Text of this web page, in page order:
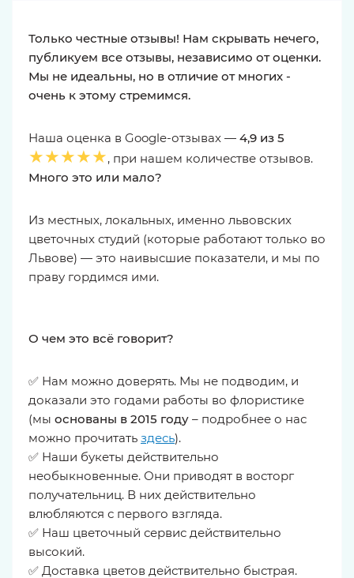
Только честные отзывы! Нам скрывать нечего,
публикуем все отзывы, независимо от оценки.
Мы не идеальны, но в отличие от многих -
очень к этому стремимся.
Наша оценка в Google-отзывах — 4,9 из 5
★★★★★, при нашем количестве отзывов.
Много это или мало?
Из местных, локальных, именно львовских
цветочных студий (которые работают только во
Львове) — это наивысшие показатели, и мы по
праву гордимся ими.
О чем это всё говорит?
✅ Нам можно доверять. Мы не подводим, и
доказали это годами работы во флористике
(мы основаны в 2015 году – подробнее о нас
можно прочитать здесь).
✅ Наши букеты действительно
необыкновенные. Они приводят в восторг
получательниц. В них действительно
влюбляются с первого взгляда.
✅ Наш цветочный сервис действительно
высокий.
✅ Доставка цветов действительно быстрая.